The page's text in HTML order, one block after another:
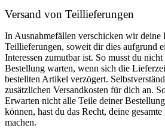
Versand von Teillieferungen
In Ausnahmefällen verschicken wir deine
Teillieferungen, soweit dir dies aufgrund
Interessen zumutbar ist. So musst du
Bestellung warten, wenn sich die
bestellten Artikel verzögert.
zusätzlichen Versandkosten für dich an.
Erwarten nicht alle Teile deiner
können, hast du das Recht, deine
machen.